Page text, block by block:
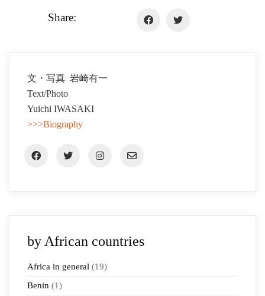
Share:
文・写真 岩崎有一
Text/Photo
Yuichi IWASAKI
>>>Biography
by African countries
Africa in general (19)
Benin (1)